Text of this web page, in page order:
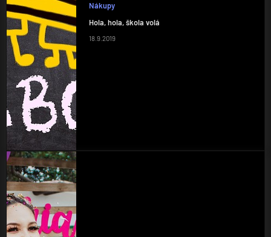
Nákupy
Hola, hola, škola volá
18.9.2019